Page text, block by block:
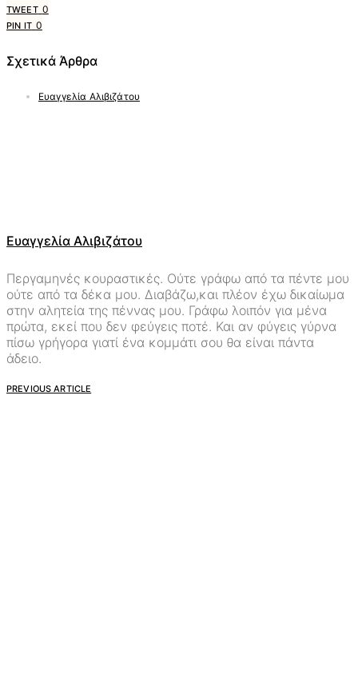
TWEET 0
PIN IT 0
Σχετικά Άρθρα
Ευαγγελία Αλιβιζάτου
Ευαγγελία Αλιβιζάτου
Περγαμηνές κουραστικές. Ούτε γράφω από τα πέντε μου
ούτε από τα δέκα μου. Διαβάζω,και πλέον έχω δικαίωμα
στην αλητεία της πέννας μου. Γράφω λοιπόν για μένα
πρώτα, εκεί που δεν φεύγεις ποτέ. Και αν φύγεις γύρνα
πίσω γρήγορα γιατί ένα κομμάτι σου θα είναι πάντα
άδειο.
PREVIOUS ARTICLE